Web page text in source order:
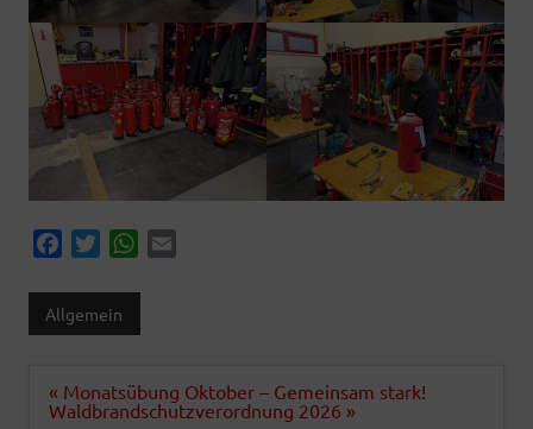
e
o
o
t
e
r
W
t
A
p
Allgemein
Beitragsnavigation
« Monatsübung Oktober – Gemeinsam stark!
Waldbrandschutzverordnung 2026 »